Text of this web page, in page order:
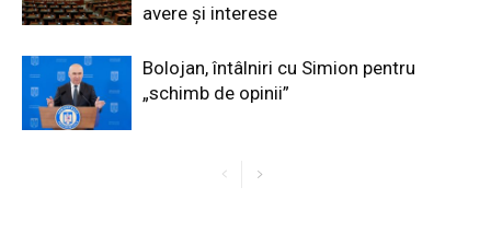
avere și interese
Bolojan, întâlniri cu Simion pentru
„schimb de opinii”